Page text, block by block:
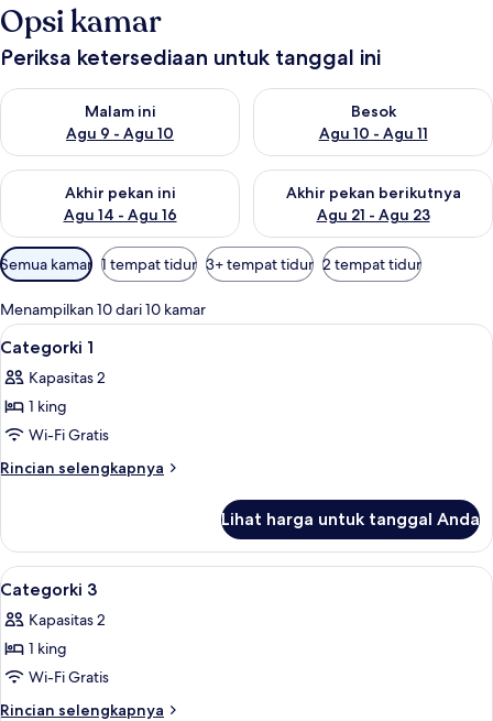
v
e
l
Opsi kamar
Periksa ketersediaan untuk tanggal ini
Malam ini
Agu 9 - Agu 10
Periksa ketersediaan untuk malam ini Agu 9 - Agu 10
Besok
Agu 10 - Agu 11
Periksa ketersediaan untuk
Akhir pekan ini
Agu 14 - Agu 16
Periksa ketersediaan untuk akhir pekan ini Agu 14 - Agu 16
Akhir pekan berikutnya
Agu 21 - Agu 23
Periksa ketersediaan untuk
Filter
tersedia
untuk
kamar
Semua kamar 1 tempat tidur 3+ tempat tidur 2 tempat tidur
Menampilkan 10 dari 10 kamar
Lihat
semua
foto
untuk
Categorki
1
Seprai premium, brankas, dan ruang
4
Categorki 1
Kapasitas 2
1 king
Wi-Fi Gratis
Rincian selengkapnya
Rincian
Categorki
Lihat harga untuk tanggal Anda
Lihat
semua
foto
untuk
Categorki
3
Seprai premium, brankas, dan ruang
5
Categorki 3
Kapasitas 2
1 king
Wi-Fi Gratis
Rincian selengkapnya
Rincian